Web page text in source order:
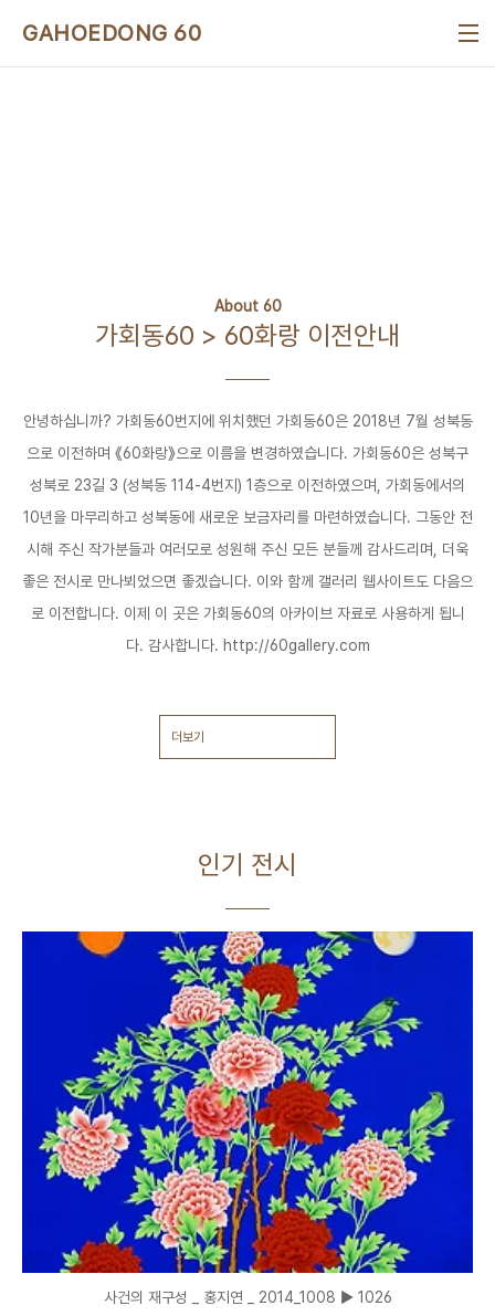
GAHOEDONG 60
About 60
가회동60 > 60화랑 이전안내
안녕하십니까? 가회동60번지에 위치했던 가회동60은 2018년 7월 성북동
으로 이전하며 《60화랑》으로 이름을 변경하였습니다. 가회동60은 성북구
성북로 23길 3 (성북동 114-4번지) 1층으로 이전하였으며, 가회동에서의
10년을 마무리하고 성북동에 새로운 보금자리를 마련하였습니다. 그동안 전
시해 주신 작가분들과 여러모로 성원해 주신 모든 분들께 감사드리며, 더욱
좋은 전시로 만나뵈었으면 좋겠습니다. 이와 함께 갤러리 웹사이트도 다음으
로 이전합니다. 이제 이 곳은 가회동60의 아카이브 자료로 사용하게 됩니
다. 감사합니다. http://60gallery.com
더보기
인기 전시
사건의 재구성 _ 홍지연 _ 2014_1008 ▶ 1026